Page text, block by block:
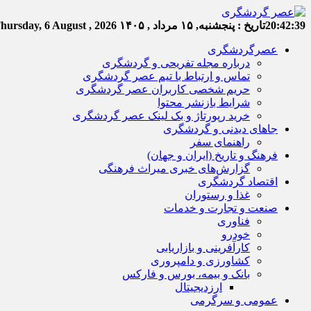
20:42:39تاریخ : پنجشنبه, ۱۵ مرداد , ۱۴۰۵ 6 August , 2026
عصرگردشگری
درباره مجله تفریحی و گردشگری
تماس و ارتباط با تیم عصر گردشگری
حریم شخصی کاربران عصر گردشگری
شرایط بازنشر محتوا
خرید رپورتاژ و بک لینک عصر گردشگری
جاهای دیدنی و گردشگری
راهنمای سفر
فرهنگ و تاریخ (ایران و جهان)
گزارش‌های خبری میراث فرهنگی
اقتصاد گردشگری
غذا و رستوران
صنعت و تجارت و خدمات
فناوری
خودرو
کارآفرینی و بازاریابی
کشاورزی و دامپروری
بانک و بیمه، بورس و فارکس
ارزدیجیتال
عمومی و سرگرمی